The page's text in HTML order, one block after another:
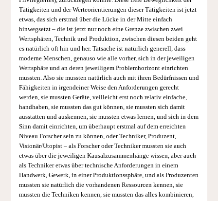
Tätigkeiten und der Werteorientierungen dieser Tätigkeiten ist jetzt
etwas, das sich erstmal über die Lücke in der Mitte einfach
hinwegsetzt – die ist jetzt nur noch eine Grenze zwischen zwei
Wertsphären, Technik und Produktion, zwischen diesen beiden geht
es natürlich oft hin und her. Tatsache ist natürlich generell, dass
moderne Menschen, genauso wie alle vorher, sich in der jeweiligen
Wertsphäre und an deren jeweiligem Problemhorizont einrichten
mussten. Also sie mussten natürlich auch mit ihren Bedürfnissen und
Fähigkeiten in irgendeiner Weise den Anforderungen gerecht
werden, sie mussten Geräte, veilleicht erst noch relativ einfache,
handhaben, sie mussten das gut können, sie mussten sich damit
ausstatten und auskennen, sie mussten etwas lernen, und sich in dem
Sinn damit einrichten, um überhaupt erstmal auf dem erreichten
Niveau Forscher sein zu können, oder Techniker, Produzent,
Visionär/Utopist – als Forscher oder Techniker mussten sie auch
etwas über die jeweiligen Kausalzusammenhänge wissen, aber auch
als Techniker etwas über technische Anforderungen in einem
Handwerk, Gewerk, in einer Produktionssphäre, und als Produzenten
mussten sie natürlich die vorhandenen Ressourcen kennen, sie
mussten die Techniken kennen, sie mussten das alles kombinieren,